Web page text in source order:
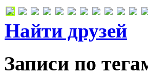
Найти друзей
Записи по